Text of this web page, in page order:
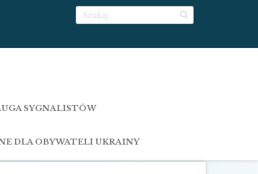
SYGNALISTÓW
DLA OBYWATELI UKRAINY